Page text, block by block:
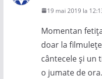
19 mai 2019 la
Momentan
doar la
cântecele și un
o jumate de